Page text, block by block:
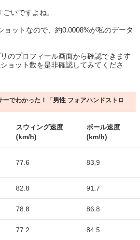
いですよね。
ョットなので、約0.0008%が私のデータ
のプロフィール画面から確認できます
ョット数を是非確認してみてくださ
ーでわかった！「男性 フォアハンドストロ
スウィング速度
(km/h)
ボール速度
(km/h)
77.6 83.9
82.8 91.7
78.8 86.8
77.2 84.5